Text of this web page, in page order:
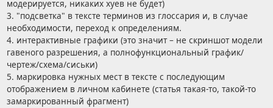
модерируется, никаких хуев не будет)
3. "подсветка" в тексте терминов из глоссария и, в случае
необходимости, переход к определениям.
4. интерактивные графики (это значит – не скриншот модели
гавеного разрешения, а полнофункциональный график/
чертеж/схема/сиськи)
5. маркировка нужных мест в тексте с последующим
отображением в личном кабинете (статья такая-то, такой-то
замаркированный фрагмент)